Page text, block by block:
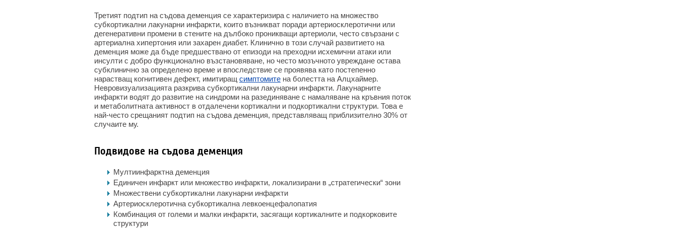
Третият подтип на съдова деменция се характеризира с наличието на множество
субкортикални лакунарни инфаркти, които възникват поради артериосклеротични или
дегенеративни промени в стените на дълбоко проникващи артериоли, често свързани с
артериална хипертония или захарен диабет. Клинично в този случай развитието на
деменция може да бъде предшествано от епизоди на преходни исхемични атаки или
инсулти с добро функционално възстановяване, но често мозъчното увреждане остава
субклинично за определено време и впоследствие се проявява като постепенно
нарастващ когнитивен дефект, имитиращ симптомите на болестта на Алцхаймер.
Невровизуализацията разкрива субкортикални лакунарни инфаркти. Лакунарните
инфаркти водят до развитие на синдроми на разединяване с намаляване на кръвния поток
и метаболитната активност в отдалечени кортикални и подкортикални структури. Това е
най-често срещаният подтип на съдова деменция, представляващ приблизително 30% от
случаите му.
Подвидове на съдова деменция
Мултиинфарктна деменция
Единичен инфаркт или множество инфаркти, локализирани в „стратегически“ зони
Множествени субкортикални лакунарни инфаркти
Артериосклеротична субкортикална левкоенцефалопатия
Комбинация от големи и малки инфаркти, засягащи кортикалните и подкорковите
структури